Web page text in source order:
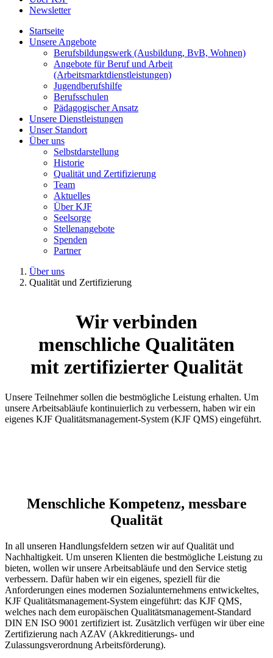
Newsletter
Startseite
Unsere Angebote
Berufsbildungswerk (Ausbildung, BvB, Wohnen)
Angebote für Beruf und Arbeit
(Arbeitsmarktdienstleistungen)
Jugendberufshilfe
Berufsschulen
Pädagogischer Ansatz
Unsere Dienstleistungen
Unser Standort
Über uns
Selbstdarstellung
Historie
Qualität und Zertifizierung
Team
Aktuelles
Über KJF
Seelsorge
Stellenangebote
Spenden
Partner
Über uns
Qualität und Zertifizierung
Wir verbinden
menschliche Qualitäten
mit zertifizierter Qualität
Unsere Teilnehmer sollen die bestmögliche Leistung erhalten. Um
unsere Arbeitsabläufe kontinuierlich zu verbessern, haben wir ein
eigenes KJF Qualitätsmanagement-System (KJF QMS) eingeführt.
Menschliche Kompetenz, messbare
Qualität
In all unseren Handlungsfeldern setzen wir auf Qualität und
Nachhaltigkeit. Um unseren Klienten die bestmögliche Leistung zu
bieten, wollen wir unsere Arbeitsabläufe und den Service stetig
verbessern. Dafür haben wir ein eigenes, speziell für die
Anforderungen eines modernen Sozialunternehmens entwickeltes,
KJF Qualitätsmanagement-System eingeführt: das KJF QMS,
welches nach dem europäischen Qualitätsmanagement-Standard
DIN EN ISO 9001 zertifiziert ist. Zusätzlich verfügen wir über eine
Zertifizierung nach AZAV (Akkreditierungs- und
Zulassungsverordnung Arbeitsförderung).